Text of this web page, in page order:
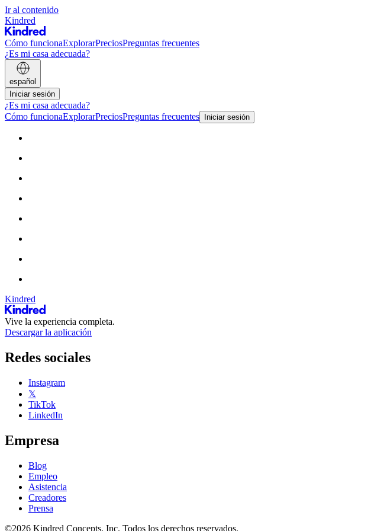
Ir al contenido
Kindred
Cómo funcionaExplorarPreciosPreguntas frecuentes
¿Es mi casa adecuada?
español
Iniciar sesión
¿Es mi casa adecuada?
Cómo funcionaExplorarPreciosPreguntas frecuentes Iniciar sesión
Kindred
Vive la experiencia completa.
Descargar la aplicación
Redes sociales
Instagram
𝕏
TikTok
LinkedIn
Empresa
Blog
Empleo
Asistencia
Creadores
Prensa
©2026 Kindred Concepts, Inc. Todos los derechos reservados.